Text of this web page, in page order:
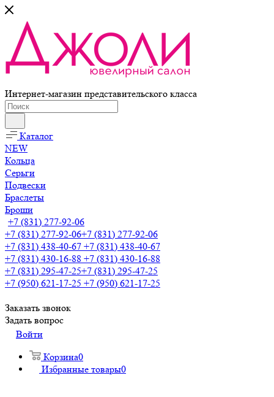
Интернет-магазин представительского класса
Каталог
NEW
Кольца
Серьги
Подвески
Браслеты
Броши
+7 (831) 277-92-06
+7 (831) 277-92-06+7 (831) 277-92-06
+7 (831) 438-40-67 +7 (831) 438-40-67
+7 (831) 430-16-88 +7 (831) 430-16-88
+7 (831) 295-47-25+7 (831) 295-47-25
+7 (950) 621-17-25 +7 (950) 621-17-25
Заказать звонок
Задать вопрос
Войти
Корзина0
Избранные товары0